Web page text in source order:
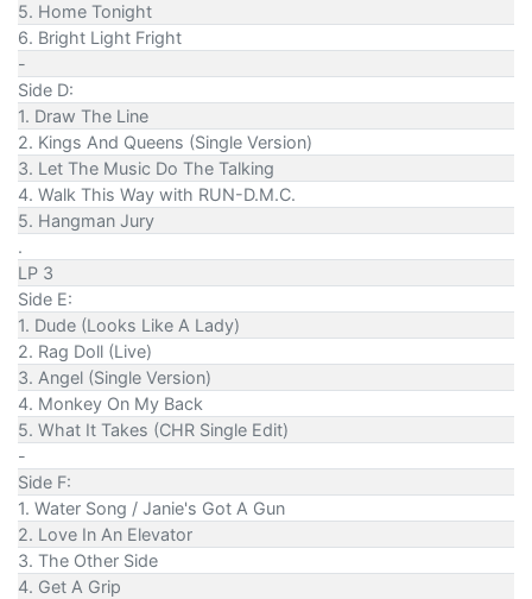
5. Home Tonight
6. Bright Light Fright
-
Side D:
1. Draw The Line
2. Kings And Queens (Single Version)
3. Let The Music Do The Talking
4. Walk This Way with RUN-D.M.C.
5. Hangman Jury
.
LP 3
Side E:
1. Dude (Looks Like A Lady)
2. Rag Doll (Live)
3. Angel (Single Version)
4. Monkey On My Back
5. What It Takes (CHR Single Edit)
-
Side F:
1. Water Song / Janie's Got A Gun
2. Love In An Elevator
3. The Other Side
4. Get A Grip